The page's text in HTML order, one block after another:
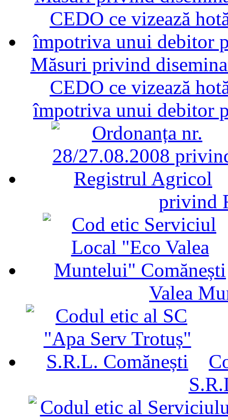
Măsuri privind
CEDO ce vizează
împotriva unui debitor
privind
Valea